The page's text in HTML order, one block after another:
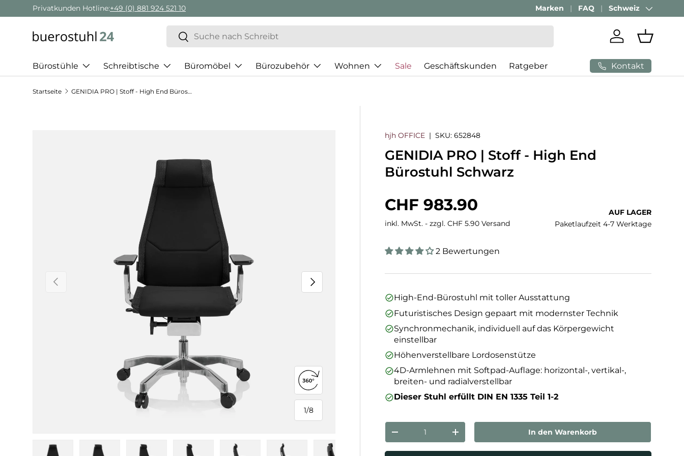
Direkt zum Inhalt
Privatkunden Hotline:+49 (0) 881 924 521 10 Marken FAQ Land/Region
Schweiz
Suchen
Suchen
Einloggen
Bürostühle Schreibtische Büromöbel Bürozubehör Wohnen Sale Geschäftskunden Ratgeber Kontakt
Startseite GENIDIA PRO | Stoff - High End Bürostuhl
Vorherige
1/
von
8
Nächste
360°-Ansicht öffnen
hjh OFFICE |SKU: 652848
GENIDIA PRO | Stoff - High End
Bürostuhl Schwarz
Normaler Preis
CHF 983.90
inkl. MwSt. - zzgl. CHF 5.90 Versand
AUF LAGER
Paketlaufzeit 4-7 Werktage
2 Bewertungen
High-End-Bürostuhl mit toller Ausstattung
Futuristisches Design gepaart mit modernster Technik
Synchronmechanik, individuell auf das Körpergewicht
einstellbar
Höhenverstellbare Lordosenstütze
4D-Armlehnen mit Softpad-Auflage: horizontal-, vertikal-,
breiten- und radialverstellbar
Dieser Stuhl erfüllt DIN EN 1335 Teil 1-2
Anzahl
Menge verringernMenge erhöhen In den Warenkorb